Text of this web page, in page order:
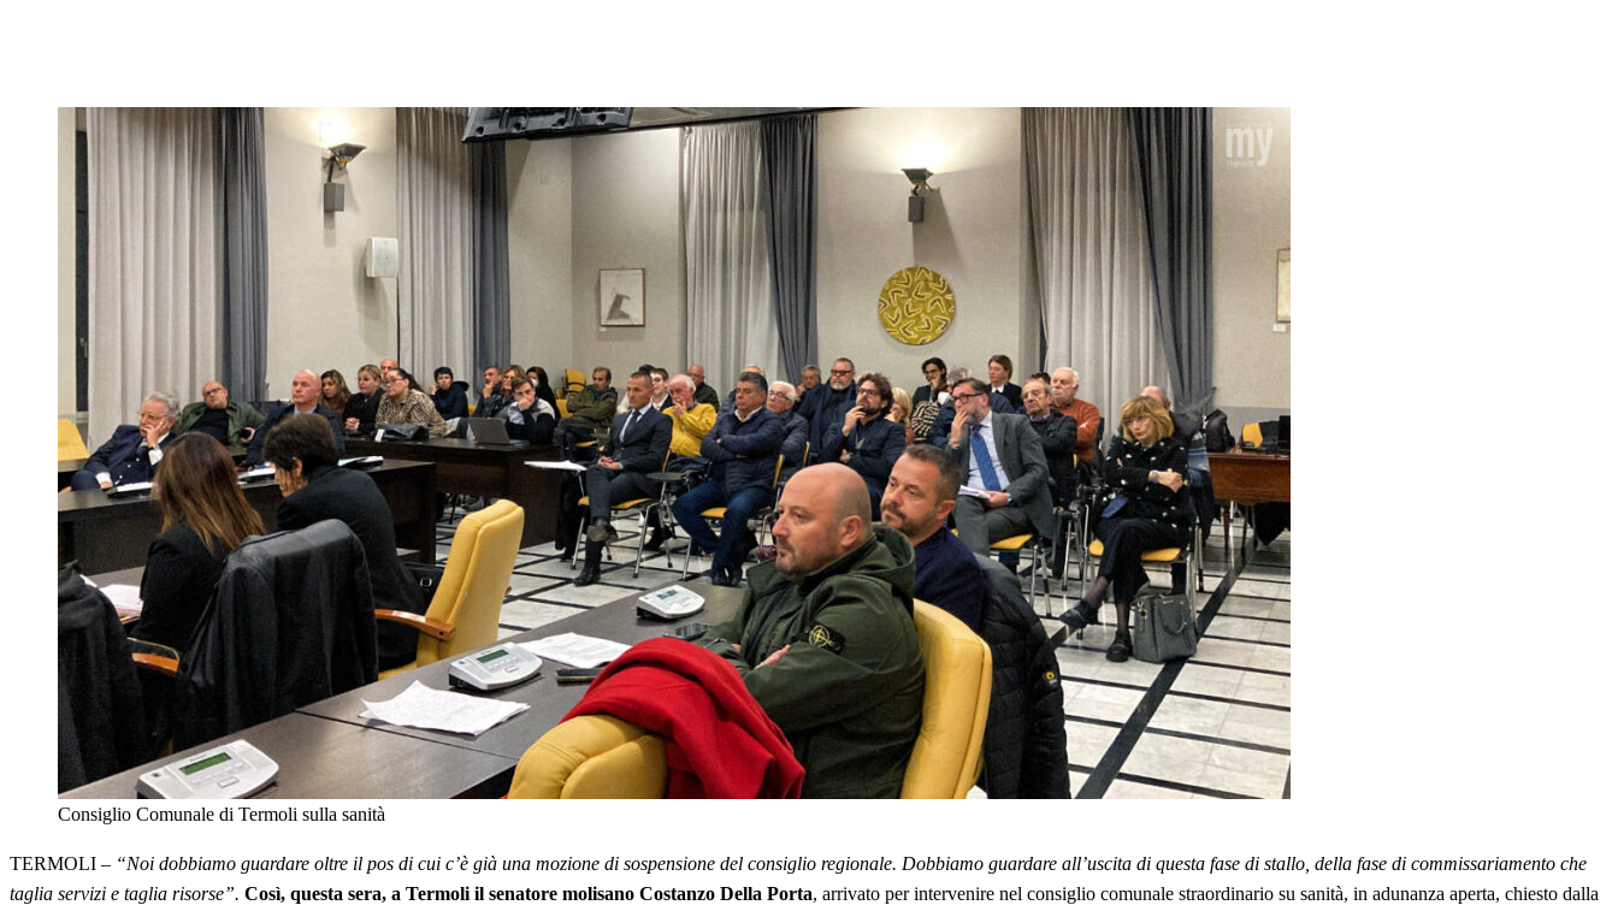
Consiglio Comunale di Termoli sulla sanità
TERMOLI – “Noi dobbiamo guardare oltre il pos di cui c’è già una mozione di sospensione del consiglio regionale. Dobbiamo guardare all’uscita di questa fase di stallo, della fase di commissariamento che
taglia servizi e taglia risorse”. Così, questa sera, a Termoli il senatore molisano Costanzo Della Porta, arrivato per intervenire nel consiglio comunale straordinario su sanità, in adunanza aperta, chiesto dalla